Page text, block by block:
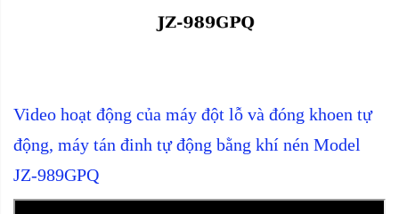
Video hoạt động của máy đột lỗ và đóng khoen tự
động, máy tán đinh tự động bằng khí nén Model
JZ-989GPQ